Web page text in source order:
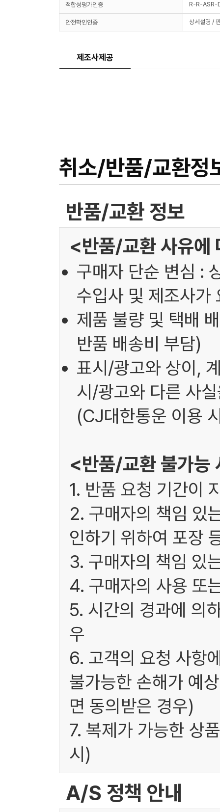
적합성평가인증 R-R-ASR-
안전확인인증 상세설명 /
제조사제공
취소/반품/교환정
반품/교환 정보
<반품/교환 사유에
구매자 단순 변심 :
수입사 및 제조사가
제품 불량 및 택배
반품 배송비 부담)
표시/광고와 상이,
시/광고와 다른 사
(CJ대한통운 이용
<반품/교환 불가능
1. 반품 요청 기간이
2. 구매자의 책임 있
인하기 위하여 포장
3. 구매자의 책임 있
4. 구매자의 사용 또
5. 시간의 경과에 의
우
6. 고객의 요청 사항
불가능한 손해가 예
면 동의받은 경우)
7. 복제가 가능한 상
시)
A/S 정책 안내